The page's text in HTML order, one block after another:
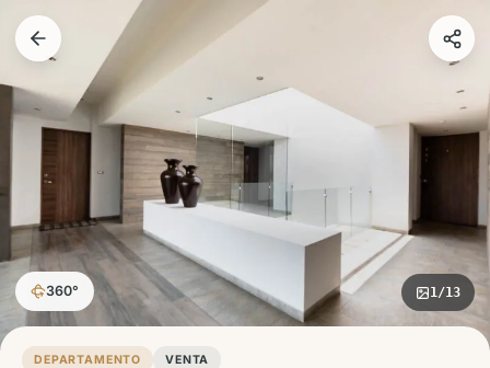
360° 1/13
DEPARTAMENTO VENTA